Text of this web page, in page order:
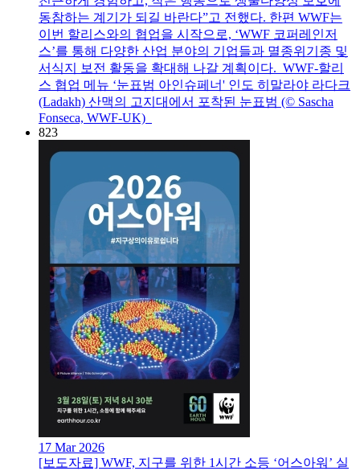
동참하는 계기가 되길 바란다”고 전했다. 한편 WWF는
이번 할리스와의 협업을 시작으로, ‘WWF 코퍼레인저
스’를 통해 다양한 산업 분야의 기업들과 멸종위기종 및
서식지 보전 활동을 확대해 나갈 계획이다. WWF-할리
스 협업 메뉴 ‘눈표범 아인슈페너' 인도 히말라야 라다크
(Ladakh) 산맥의 고지대에서 포착된 눈표범 (© Sascha
Fonseca, WWF-UK)
823
17 Mar 2026
[보도자료] WWF, 지구를 위한 1시간 소등 ‘어스아워’ 실